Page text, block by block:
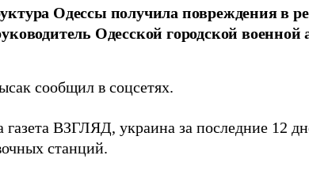
Одессы получила повреждения в
Одесской городской
сообщил в соцсетях.
газета ВЗГЛЯД, украина за последние 12
станций.